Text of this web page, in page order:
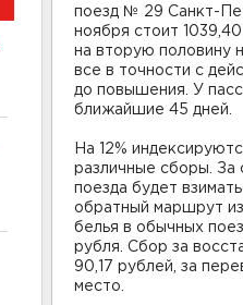
поезд № 29 Санкт-
ноября стоит
на вторую половину
все в точности с
до повышения. У
ближайшие 45 дней.
На 12%
различные сборы. За
поезда будет
обратный маршрут
белья в обычных
рубля. Сбор за
90,17 рублей, за
место.